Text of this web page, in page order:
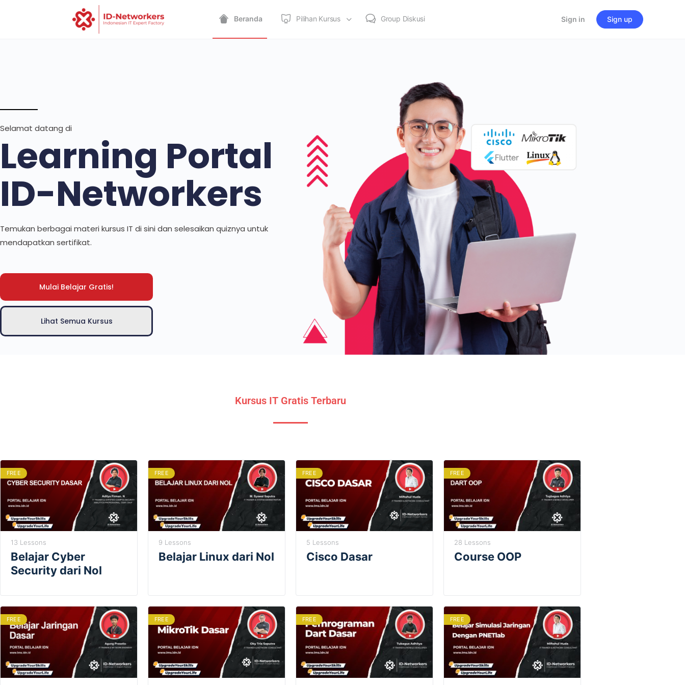
Beranda Pilihan Kursus Group Diskusi Sign in Sign up
Selamat datang di
Learning Portal
ID-Networkers
Temukan berbagai materi kursus IT di sini dan selesaikan quiznya untuk
mendapatkan sertifikat.
Mulai Belajar Gratis!
Lihat Semua Kursus
Kursus IT Gratis Terbaru
FREE
13 Lessons
Belajar Cyber
Security dari Nol
FREE
9 Lessons
Belajar Linux dari Nol
FREE
5 Lessons
Cisco Dasar
FREE
28 Lessons
Course OOP
FREE FREE FREE FREE